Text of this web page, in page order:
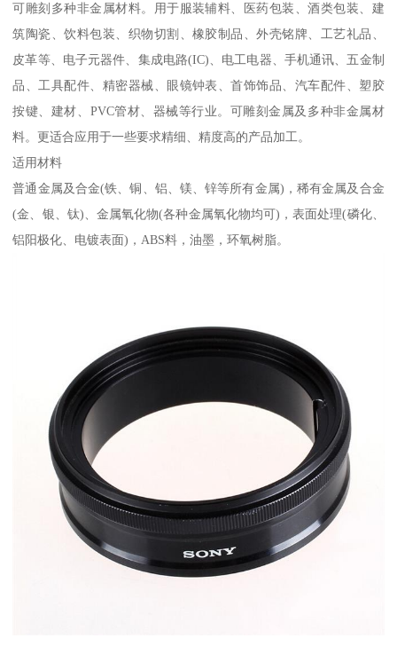
可雕刻多种非金属材料。用于服装辅料、医药包装、酒类包装、建
筑陶瓷、饮料包装、织物切割、橡胶制品、外壳铭牌、工艺礼品、
皮革等、电子元器件、集成电路(IC)、电工电器、手机通讯、五金制
品、工具配件、精密器械、眼镜钟表、首饰饰品、汽车配件、塑胶
按键、建材、PVC管材、器械等行业。可雕刻金属及多种非金属材
料。更适合应用于一些要求精细、精度高的产品加工。
适用材料
普通金属及合金(铁、铜、铝、镁、锌等所有金属)，稀有金属及合金
(金、银、钛)、金属氧化物(各种金属氧化物均可)，表面处理(磷化、
铝阳极化、电镀表面)，ABS料，油墨，环氧树脂。